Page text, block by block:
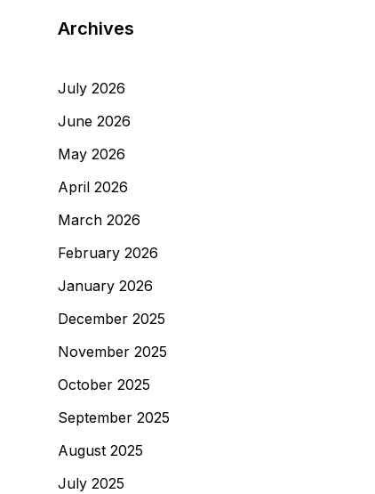
Archives
July 2026
June 2026
May 2026
April 2026
March 2026
February 2026
January 2026
December 2025
November 2025
October 2025
September 2025
August 2025
July 2025